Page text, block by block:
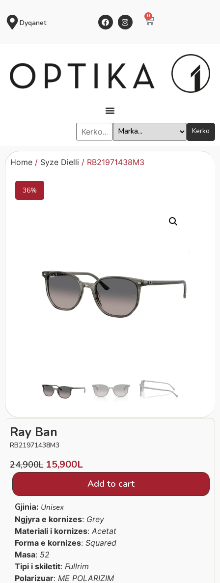
Dyqanet
0
Kerko
Home / Syze Dielli / RB21971438M3
36%
Ray Ban
RB21971438M3
24,900L 15,900L
Add to cart
Gjinia: Unisex
Ngjyra e kornizes: Grey
Materiali i kornizes: Acetat
Forma e kornizes: Squared
Masa: 52
Tipi i skiletit: Fullrim
Polarizuar: ME POLARIZIM